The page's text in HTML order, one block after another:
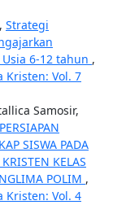
Strategi
6-12 tahun ,
Kristen: Vol. 7
Samosir,
SISWA PADA
KELAS
POLIM ,
Kristen: Vol. 4